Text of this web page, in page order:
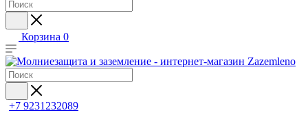
Корзина 0
+7 9231232089